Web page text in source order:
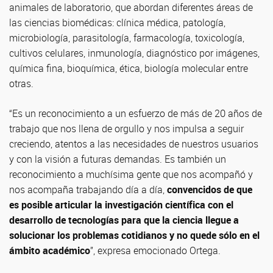
animales de laboratorio, que abordan diferentes áreas de
las ciencias biomédicas: clínica médica, patología,
microbiología, parasitología, farmacología, toxicología,
cultivos celulares, inmunología, diagnóstico por imágenes,
química fina, bioquímica, ética, biología molecular entre
otras.
“Es un reconocimiento a un esfuerzo de más de 20 años de
trabajo que nos llena de orgullo y nos impulsa a seguir
creciendo, atentos a las necesidades de nuestros usuarios
y con la visión a futuras demandas. Es también un
reconocimiento a muchísima gente que nos acompañó y
nos acompaña trabajando día a día,convencidos de que
es posible articular la investigación científica con el
desarrollo de tecnologías para que la ciencia llegue a
solucionar los problemas cotidianos y no quede sólo en el
ámbito académico”, expresa emocionado Ortega.